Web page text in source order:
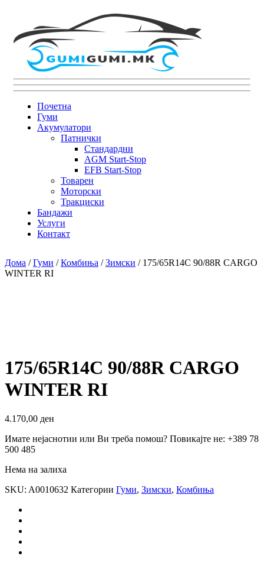
Почетна
Гуми
Акумулатори
Патнички
Стандардни
AGM Start-Stop
EFB Start-Stop
Товарен
Моторски
Тракциски
Бандажи
Услуги
Контакт
Дома /Гуми /Комбиња /Зимски / 175/65R14C 90/88R CARGO
WINTER RI
175/65R14C 90/88R CARGO
WINTER RI
4.170,00 ден
Имате нејаснотии или Ви треба помош? Повикајте не: +389 78
500 485
Нема на залиха
SKU: A0010632 Категории Гуми, Зимски, Комбиња